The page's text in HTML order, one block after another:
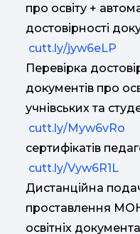
про освіту +
достовірності
cutt.ly/jyw6eLP
Перевірка
документів про
учнівських та
cutt.ly/Myw6vRo
сертифікатів
cutt.ly/Vyw6R1L
Дистанційна
проставлення
освітніх